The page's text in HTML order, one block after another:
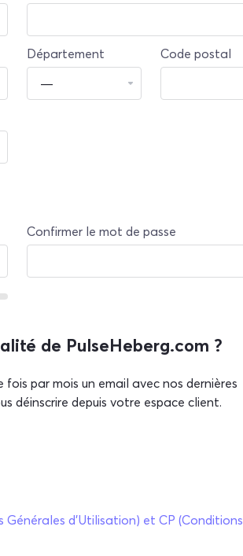
Département Code postal
Confirmer le mot de passe
de PulseHeberg.com ?
fois par mois un email avec nos dernières
déinscrire depuis votre espace client.
Générales d'Utilisation) et CP (Conditions